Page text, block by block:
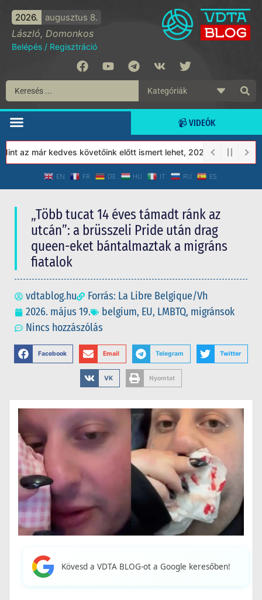
2026. augusztus 8.
László, Domonkos
Belépés / Regisztráció
📹 VIDEÓK
már kedves követőink előtt ismert lehet, 2023-tól a Védett
EN FR DE HU IT RU ES
„Több tucat 14 éves támadt ránk az
utcán”: a brüsszeli Pride után drag
queen-eket bántalmaztak a migráns
fiatalok
vdtablog.hu
Forrás: La Libre Belgique/Vh
2026. május 19.
belgium, EU, LMBTQ, migránsok
Nincs hozzászólás
Facebook Email Telegram Twitter
VK Nyomtat
Kövesd a VDTA BLOG-ot a Google keresőben!